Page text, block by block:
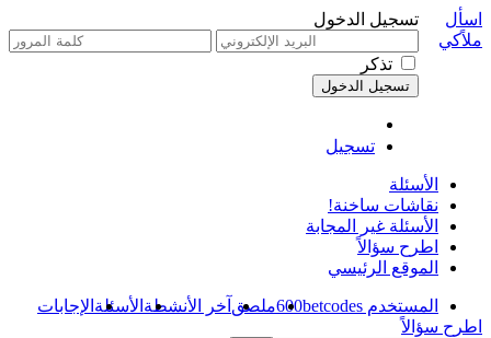
تسجيل الدخول
تذكر
تسجيل
اسأل
ملاًكي
الأسئلة
نقاشات ساخنة!
الأسئلة غير المجابة
اطرح سؤالاً
الموقع الرئيسي
المستخدم 600betcodes ملصق آخر الأنشطة الأسئلة الإجابات
اطرح سؤالاً